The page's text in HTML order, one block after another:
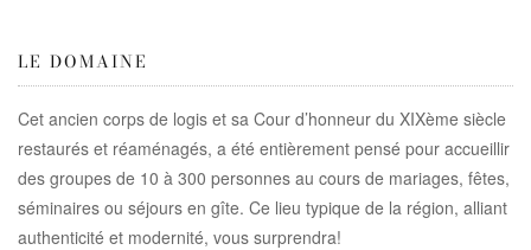
LE DOMAINE
Cet ancien corps de logis et sa Cour d’honneur du XIXème siècle
restaurés et réaménagés, a été entièrement pensé pour accueillir
des groupes de 10 à 300 personnes au cours de mariages, fêtes,
séminaires ou séjours en gîte. Ce lieu typique de la région, alliant
authenticité et modernité, vous surprendra!